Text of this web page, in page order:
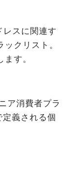
レスに関連す
クリスト。
す。
ア消費者プラ
義される個